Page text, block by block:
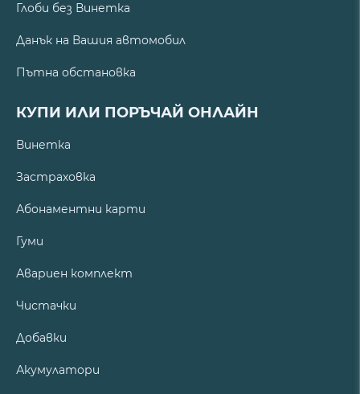
Глоби без Винетка
Данък на Вашия автомобил
Пътна обстановка
КУПИ ИЛИ ПОРЪЧАЙ ОНЛАЙН
Винетка
Застраховка
Абонаментни карти
Гуми
Авариен комплект
Чистачки
Добавки
Акумулатори